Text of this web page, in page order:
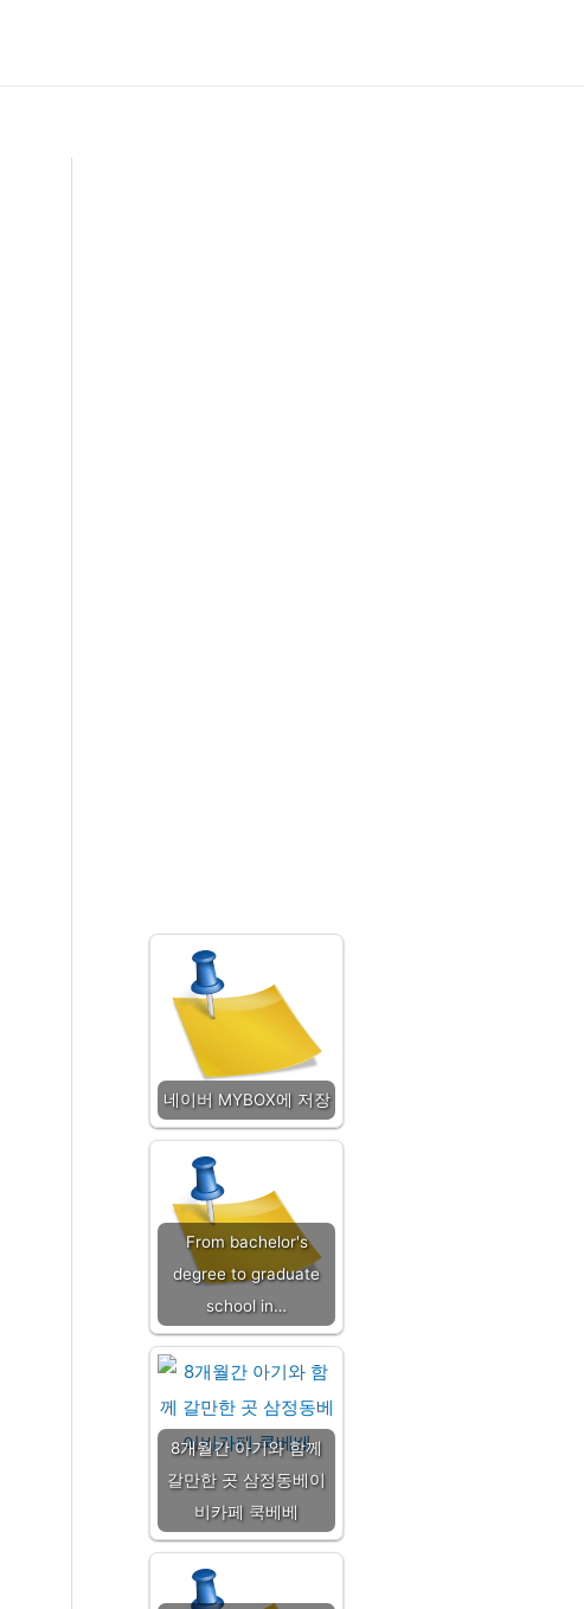
네이버 MYBOX에 저장
From bachelor's
degree to graduate
school in…
8개월간 아기와 함께
갈만한 곳 삼정동베이
비카페 쿡베베